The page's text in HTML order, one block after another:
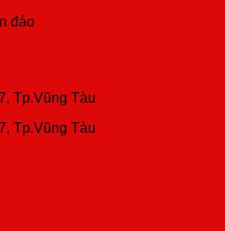
đáo
Tp.Vũng Tàu
Tp.Vũng Tàu